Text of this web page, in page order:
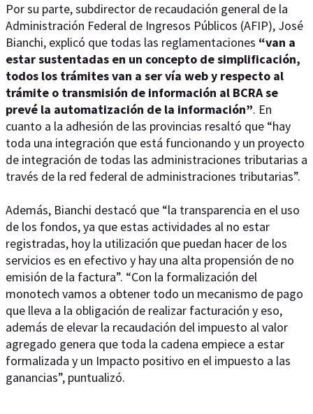
Por su parte, subdirector de recaudación general de la
Administración Federal de Ingresos Públicos (AFIP), José
Bianchi, explicó que todas las reglamentaciones “van a
estar sustentadas en un concepto de simplificación,
todos los trámites van a ser vía web y respecto al
trámite o transmisión de información al BCRA se
prevé la automatización de la información”. En
cuanto a la adhesión de las provincias resaltó que “hay
toda una integración que está funcionando y un proyecto
de integración de todas las administraciones tributarias a
través de la red federal de administraciones tributarias”.
Además, Bianchi destacó que “la transparencia en el uso
de los fondos, ya que estas actividades al no estar
registradas, hoy la utilización que puedan hacer de los
servicios es en efectivo y hay una alta propensión de no
emisión de la factura”. “Con la formalización del
monotech vamos a obtener todo un mecanismo de pago
que lleva a la obligación de realizar facturación y eso,
además de elevar la recaudación del impuesto al valor
agregado genera que toda la cadena empiece a estar
formalizada y un Impacto positivo en el impuesto a las
ganancias”, puntualizó.